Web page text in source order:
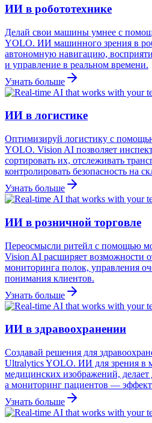
ИИ в робототехнике
Делай свои машины умнее с
YOLO. ИИ машинного зрения в
автономную навигацию,
и управление в реальном времени.
Узнать больше
ИИ в логистике
Оптимизируй логистику с
YOLO. Vision AI позволяет
сортировать их, отслеживать
контролировать безопасность на
Узнать больше
ИИ в розничной торговле
Переосмысли ритейл с помощью
Vision AI расширяет возможности
мониторинга полок, управления
понимания клиентов.
Узнать больше
ИИ в здравоохранении
Создавай решения для
Ultralytics YOLO. ИИ для зрения в
медицинских изображений, делает
а мониторинг пациентов —
Узнать больше